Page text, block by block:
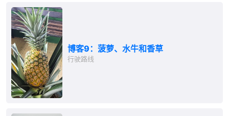
博客9：菠萝、水牛和香草
行驶路线